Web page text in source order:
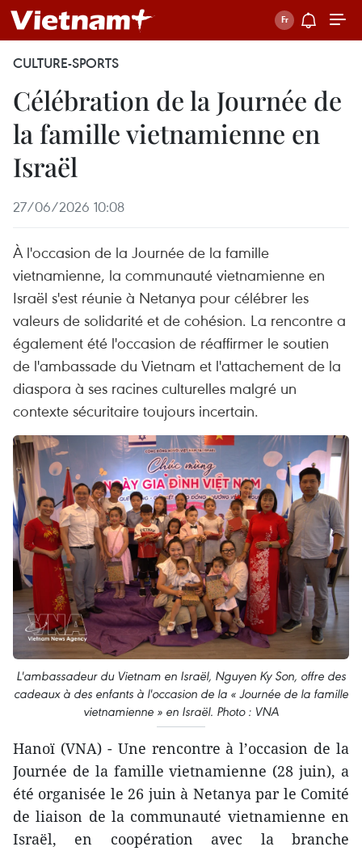
CULTURE-SPORTS
Célébration de la Journée de
la famille vietnamienne en
Israël
27/06/2026 10:08
À l'occasion de la Journée de la famille
vietnamienne, la communauté vietnamienne en
Israël s'est réunie à Netanya pour célébrer les
valeurs de solidarité et de cohésion. La rencontre a
également été l'occasion de réaffirmer le soutien
de l'ambassade du Vietnam et l'attachement de la
diaspora à ses racines culturelles malgré un
contexte sécuritaire toujours incertain.
L'ambassadeur du Vietnam en Israël, Nguyen Ky Son, offre des
cadeaux à des enfants à l'occasion de la « Journée de la famille
vietnamienne » en Israël. Photo : VNA
Hanoï (VNA) - Une rencontre à l’occasion de la
Journée de la famille vietnamienne (28 juin), a
été organisée le 26 juin à Netanya par le Comité
de liaison de la communauté vietnamienne en
Israël, en coopération avec la branche